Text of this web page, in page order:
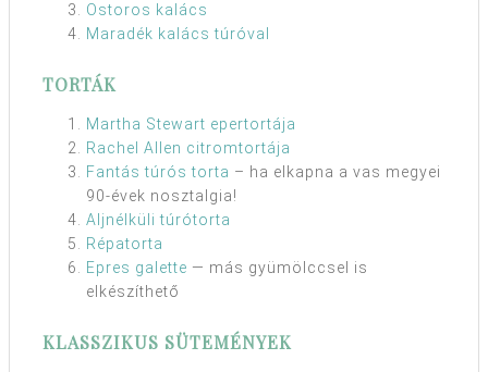
Ostoros kalács
Maradék kalács túróval
TORTÁK
Martha Stewart epertortája
Rachel Allen citromtortája
Fantás túrós torta – ha elkapna a vas megyei
90-évek nosztalgia!
Aljnélküli túrótorta
Répatorta
Epres galette — más gyümölccsel is
elkészíthető
KLASSZIKUS SÜTEMÉNYEK